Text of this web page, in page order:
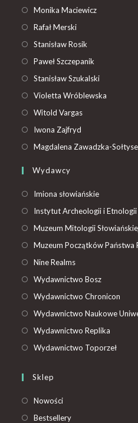
Monika Maciewicz
Rafał Merski
Stanisław Rosik
Paweł Szczepanik
Stanisław Szukalski
Violetta Wróblewska
Witold Vargas
Iwona Zajfryd
Magdalena Zawadzka-
Wydawcy
Imiona słowiańskie
Instytut Archeologii i Etnologii
Muzeum Mitologii
Muzeum Początków Państwa
Nine Realms
Wydawnictwo Bosz
Wydawnictwo Chronicon
Wydawnictwo Naukowe
Wydawnictwo Replika
Wydawnictwo Toporzeł
Sklep
Nowości
Bestsellery